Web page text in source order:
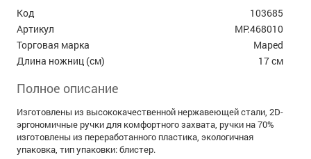
Код
103685
Артикул
MP.468010
Торговая марка
Maped
Длина ножниц (см)
17 см
Полное описание
Изготовлены из высококачественной нержавеющей стали, 2D-
эргономичные ручки для комфортного захвата, ручки на 70%
изготовлены из переработанного пластика, экологичная
упаковка, тип упаковки: блистер.